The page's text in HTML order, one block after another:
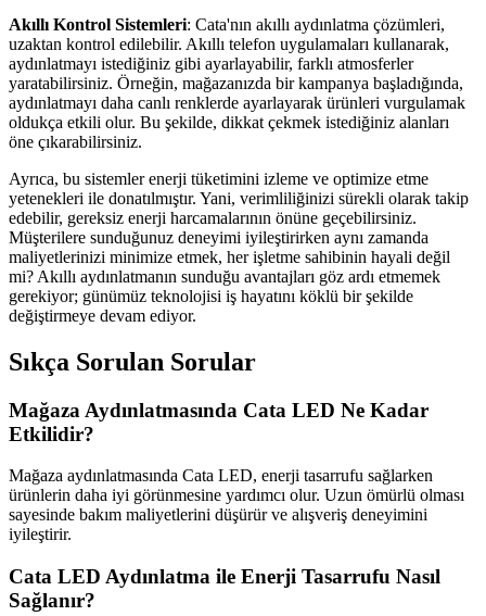
Akıllı Kontrol Sistemleri: Cata'nın akıllı aydınlatma çözümleri,
uzaktan kontrol edilebilir. Akıllı telefon uygulamaları kullanarak,
aydınlatmayı istediğiniz gibi ayarlayabilir, farklı atmosferler
yaratabilirsiniz. Örneğin, mağazanızda bir kampanya başladığında,
aydınlatmayı daha canlı renklerde ayarlayarak ürünleri vurgulamak
oldukça etkili olur. Bu şekilde, dikkat çekmek istediğiniz alanları
öne çıkarabilirsiniz.
Ayrıca, bu sistemler enerji tüketimini izleme ve optimize etme
yetenekleri ile donatılmıştır. Yani, verimliliğinizi sürekli olarak takip
edebilir, gereksiz enerji harcamalarının önüne geçebilirsiniz.
Müşterilere sunduğunuz deneyimi iyileştirirken aynı zamanda
maliyetlerinizi minimize etmek, her işletme sahibinin hayali değil
mi? Akıllı aydınlatmanın sunduğu avantajları göz ardı etmemek
gerekiyor; günümüz teknolojisi iş hayatını köklü bir şekilde
değiştirmeye devam ediyor.
Sıkça Sorulan Sorular
Mağaza Aydınlatmasında Cata LED Ne Kadar
Etkilidir?
Mağaza aydınlatmasında Cata LED, enerji tasarrufu sağlarken
ürünlerin daha iyi görünmesine yardımcı olur. Uzun ömürlü olması
sayesinde bakım maliyetlerini düşürür ve alışveriş deneyimini
iyileştirir.
Cata LED Aydınlatma ile Enerji Tasarrufu Nasıl
Sağlanır?